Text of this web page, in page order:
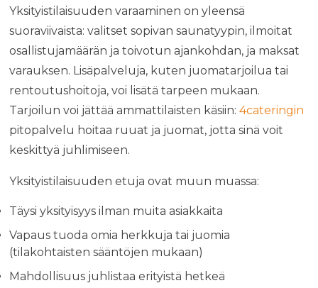
Yksityistilaisuuden varaaminen on yleensä
suoraviivaista: valitset sopivan saunatyypin, ilmoitat
osallistujamäärän ja toivotun ajankohdan, ja maksat
varauksen. Lisäpalveluja, kuten juomatarjoilua tai
rentoutushoitoja, voi lisätä tarpeen mukaan.
Tarjoilun voi jättää ammattilaisten käsiin:4cateringin
pitopalvelu hoitaa ruuat ja juomat, jotta sinä voit
keskittyä juhlimiseen.
Yksityistilaisuuden etuja ovat muun muassa:
Täysi yksityisyys ilman muita asiakkaita
Vapaus tuoda omia herkkuja tai juomia
(tilakohtaisten sääntöjen mukaan)
Mahdollisuus juhlistaa erityistä hetkeä